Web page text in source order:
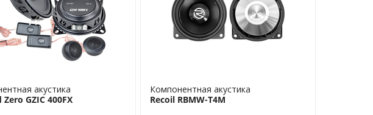
акустика
GZIC 400FX
Компонентная акустика
Recoil RBMW-T4M